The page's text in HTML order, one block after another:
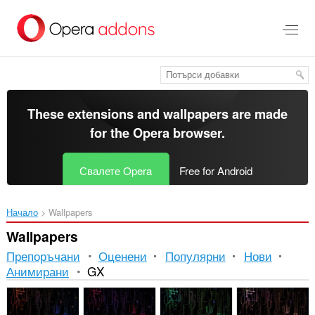
главното
съдържание
These extensions and wallpapers are made
for theOpera browser.
Свалете Opera Free for Android
Начало Wallpapers
Wallpapers
Препоръчани Оценени Популярни
Нови
Анимирани
GX